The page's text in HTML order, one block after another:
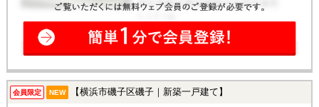
会員限定 NEW 【横浜市磯子区磯子｜新築一戸建て】